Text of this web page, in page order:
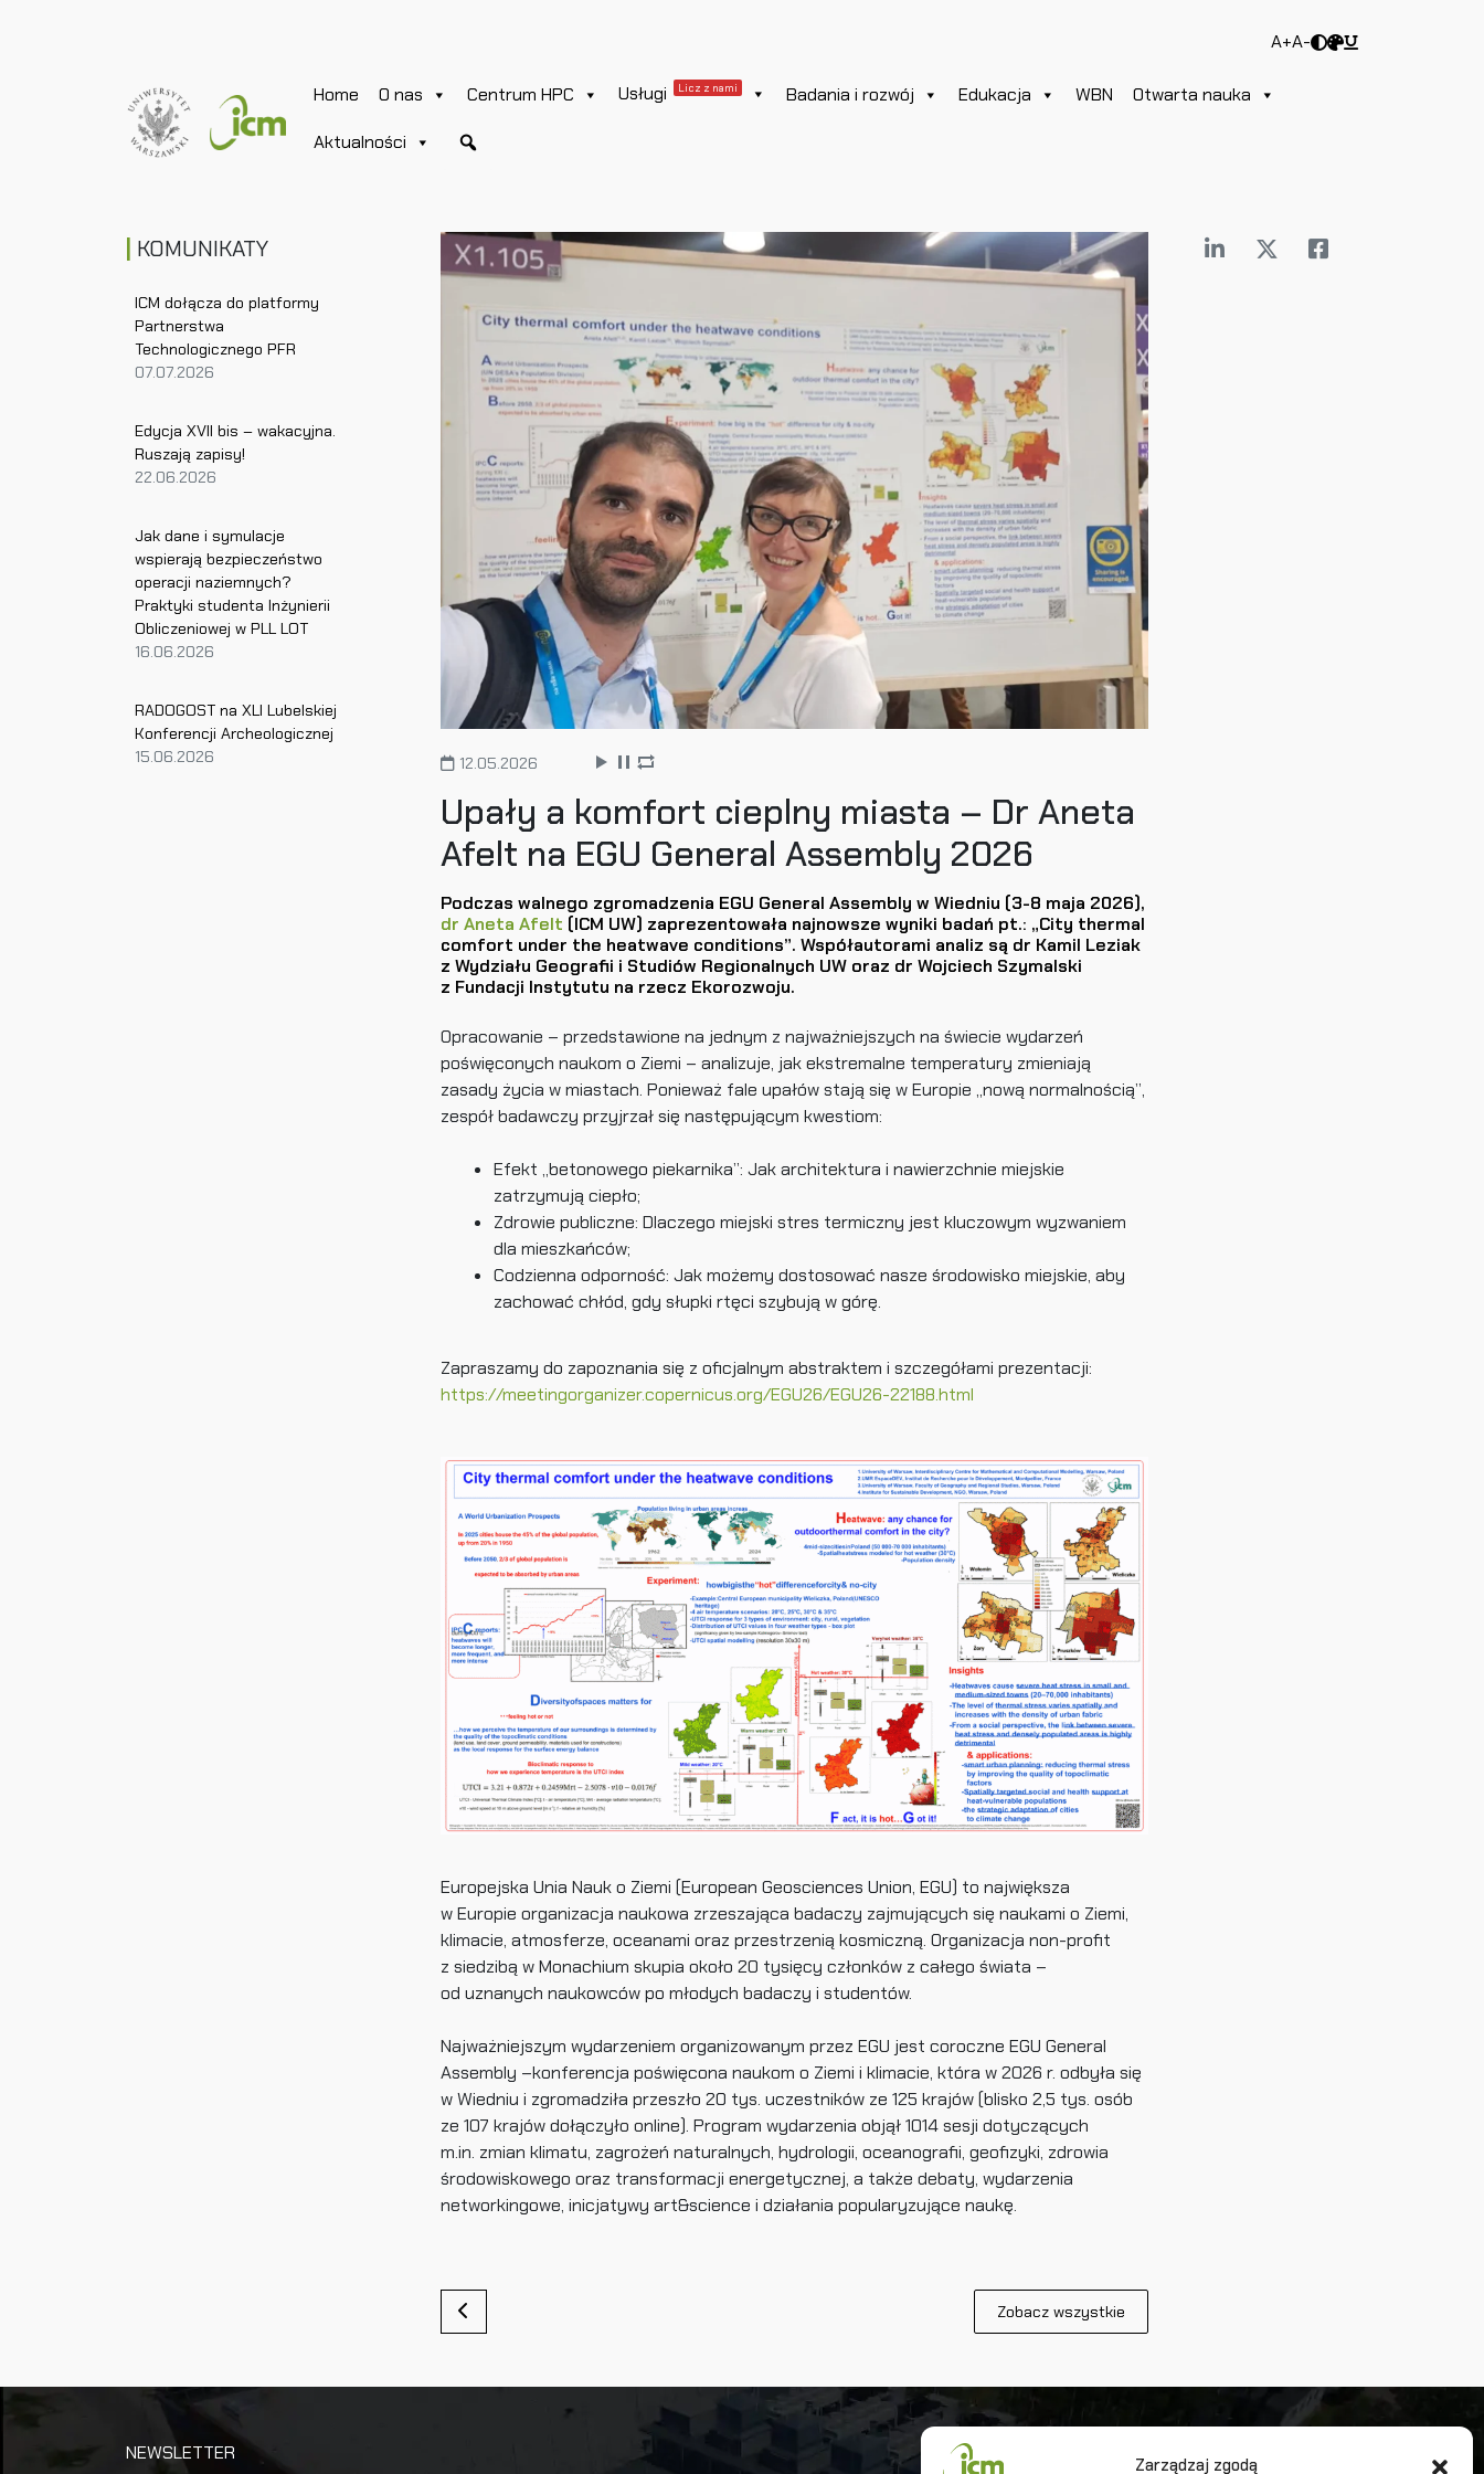
Zarządzaj zgodą
A+A-
Home O nas Centrum HPC Usługi Licz z nami Badania i rozwój Edukacja WBN Otwarta nauka
Aktualności
KOMUNIKATY
ICM dołącza do platformy
Partnerstwa
Technologicznego PFR
07.07.2026
Edycja XVII bis – wakacyjna.
Ruszają zapisy!
22.06.2026
Jak dane i symulacje
wspierają bezpieczeństwo
operacji naziemnych?
Praktyki studenta Inżynierii
Obliczeniowej w PLL LOT
16.06.2026
RADOGOST na XLI Lubelskiej
Konferencji Archeologicznej
15.06.2026
12.05.2026
Upały a komfort cieplny miasta – Dr Aneta
Afelt na EGU General Assembly 2026
Podczas walnego zgromadzenia EGU General Assembly w Wiedniu (3-8 maja 2026),
dr Aneta Afelt (ICM UW) zaprezentowała najnowsze wyniki badań pt.: „City thermal
comfort under the heatwave conditions”. Współautorami analiz są dr Kamil Leziak
z Wydziału Geografii i Studiów Regionalnych UW oraz dr Wojciech Szymalski
z Fundacji Instytutu na rzecz Ekorozwoju.
Opracowanie – przedstawione na jednym z najważniejszych na świecie wydarzeń
poświęconych naukom o Ziemi – analizuje, jak ekstremalne temperatury zmieniają
zasady życia w miastach. Ponieważ fale upałów stają się w Europie „nową normalnością”,
zespół badawczy przyjrzał się następującym kwestiom:
Efekt „betonowego piekarnika”: Jak architektura i nawierzchnie miejskie
zatrzymują ciepło;
Zdrowie publiczne: Dlaczego miejski stres termiczny jest kluczowym wyzwaniem
dla mieszkańców;
Codzienna odporność: Jak możemy dostosować nasze środowisko miejskie, aby
zachować chłód, gdy słupki rtęci szybują w górę.
Zapraszamy do zapoznania się z oficjalnym abstraktem i szczegółami prezentacji:
https://meetingorganizer.copernicus.org/EGU26/EGU26-22188.html
Europejska Unia Nauk o Ziemi (European Geosciences Union, EGU) to największa
w Europie organizacja naukowa zrzeszająca badaczy zajmujących się naukami o Ziemi,
klimacie, atmosferze, oceanami oraz przestrzenią kosmiczną. Organizacja non-profit
z siedzibą w Monachium skupia około 20 tysięcy członków z całego świata –
od uznanych naukowców po młodych badaczy i studentów.
Najważniejszym wydarzeniem organizowanym przez EGU jest coroczne EGU General
Assembly –konferencja poświęcona naukom o Ziemi i klimacie, która w 2026 r. odbyła się
w Wiedniu i zgromadziła przeszło 20 tys. uczestników ze 125 krajów (blisko 2,5 tys. osób
ze 107 krajów dołączyło online). Program wydarzenia objął 1014 sesji dotyczących
m.in. zmian klimatu, zagrożeń naturalnych, hydrologii, oceanografii, geofizyki, zdrowia
środowiskowego oraz transformacji energetycznej, a także debaty, wydarzenia
networkingowe, inicjatywy art&science i działania popularyzujące naukę.
N
a
i
Zobacz wszystkie
NEWSLETTER
Uniwersytet Warszawski